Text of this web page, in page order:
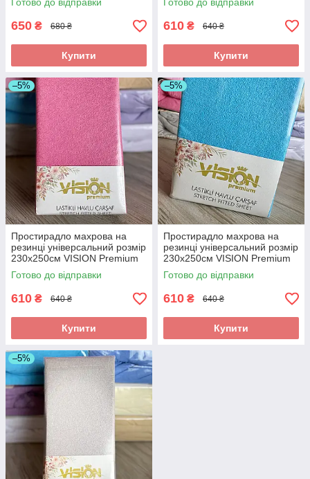
100% Бавовна
Готово до відправки
650 ₴ 680 ₴
Купити
100% Бавовна
Готово до відправки
610 ₴ 640 ₴
Купити
–5%
Простирадло махрова на
резинці універсальний розмір
230х250см VISION Premium
Туреччина Колір - Рожевий
100% Бавовна
Готово до відправки
610 ₴ 640 ₴
Купити
–5%
Простирадло махрова на
резинці універсальний розмір
230х250см VISION Premium
Туреччина Колір - Голубой
100% Бавовна
Готово до відправки
610 ₴ 640 ₴
Купити
–5%